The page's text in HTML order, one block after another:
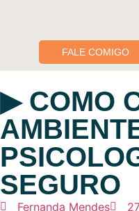
FALE COMIGO
▶︎ COMO
SEGURO
Fernanda Mendes